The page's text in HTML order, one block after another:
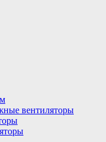
вентиляторы